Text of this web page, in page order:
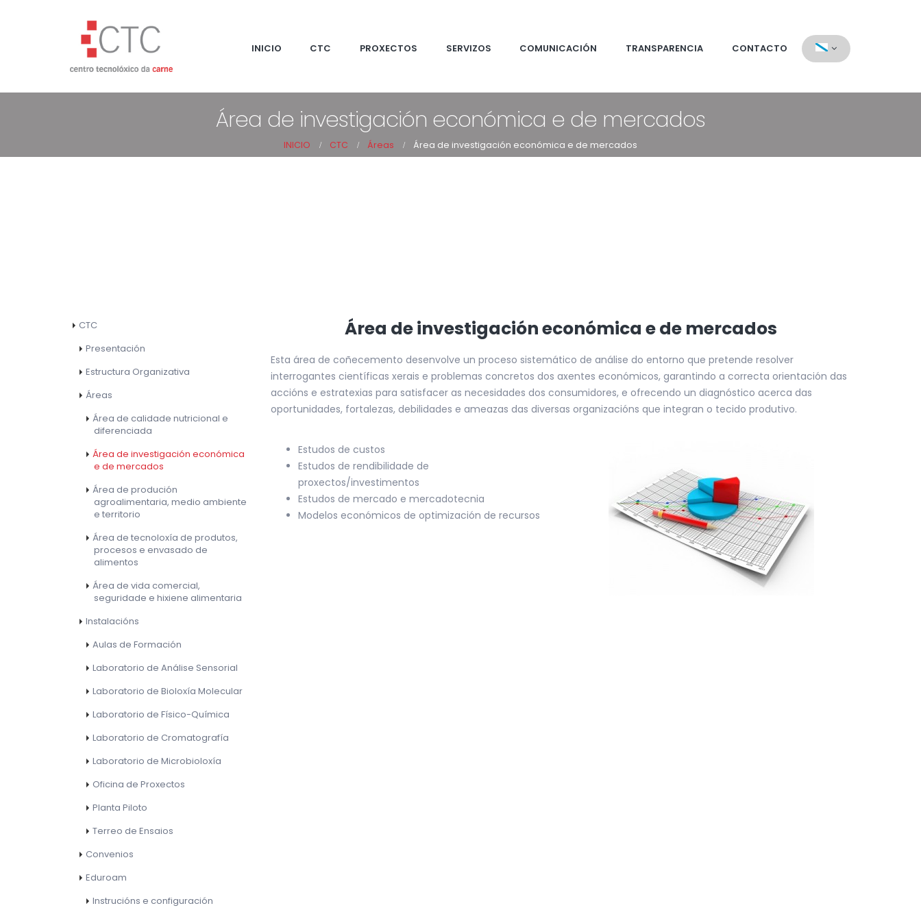
INICIO CTC PROXECTOS SERVIZOS COMUNICACIÓN TRANSPARENCIA CONTACTO
Área de investigación económica e de mercados
INICIO CTC Áreas Área de investigación económica e de mercados
CTC
Presentación
Estructura Organizativa
Áreas
Área de calidade nutricional e
diferenciada
Área de investigación económica
e de mercados
Área de produción
agroalimentaria, medio ambiente
e territorio
Área de tecnoloxía de produtos,
procesos e envasado de
alimentos
Área de vida comercial,
seguridade e hixiene alimentaria
Instalacións
Aulas de Formación
Laboratorio de Análise Sensorial
Laboratorio de Bioloxía Molecular
Laboratorio de Físico-Química
Laboratorio de Cromatografía
Laboratorio de Microbioloxía
Oficina de Proxectos
Planta Piloto
Terreo de Ensaios
Convenios
Eduroam
Instrucións e configuración
Área de investigación económica e de mercados
Esta área de coñecemento desenvolve un proceso sistemático de análise do entorno que pretende resolver
interrogantes científicas xerais e problemas concretos dos axentes económicos, garantindo a correcta orientación das
accións e estratexias para satisfacer as necesidades dos consumidores, e ofrecendo un diagnóstico acerca das
oportunidades, fortalezas, debilidades e ameazas das diversas organizacións que integran o tecido produtivo.
Estudos de custos
Estudos de rendibilidade de
proxectos/investimentos
Estudos de mercado e mercadotecnia
Modelos económicos de optimización de recursos